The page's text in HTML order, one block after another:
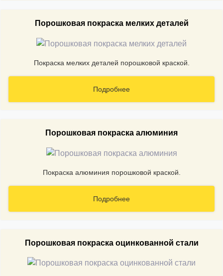
Порошковая покраска мелких деталей
Покраска мелких деталей порошковой краской.
Подробнее
Порошковая покраска алюминия
Покраска алюминия порошковой краской.
Подробнее
Порошковая покраска оцинкованной стали